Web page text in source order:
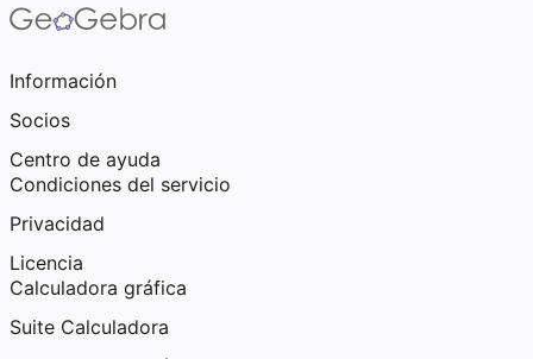
Información
Socios
Centro de ayuda
Condiciones del servicio
Privacidad
Licencia
Calculadora gráfica
Suite Calculadora